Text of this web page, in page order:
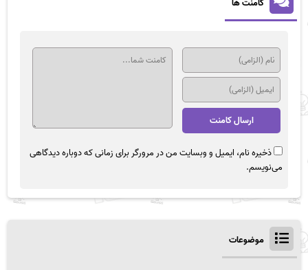
کامنت ها
ذخیره نام، ایمیل و وبسایت من در مرورگر برای زمانی که دوباره دیدگاهی
می‌نویسم.
موضوعات